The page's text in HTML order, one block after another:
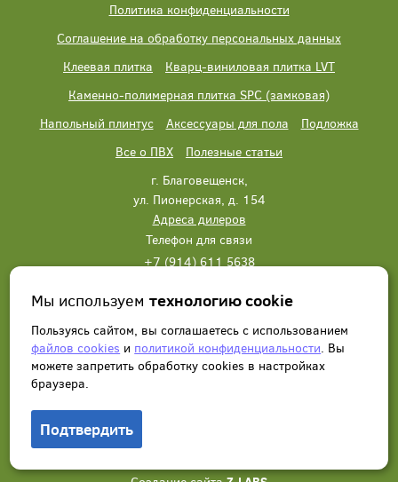
Политика конфиденциальности
Соглашение на обработку персональных данных
Клеевая плитка
Кварц-виниловая плитка LVT
Каменно-полимерная плитка SPC (замковая)
Напольный плинтус
Аксессуары для пола
Подложка
Все о ПВХ
Полезные статьи
г. Благовещенск,
ул. Пионерская, д. 154
Адреса дилеров
Телефон для связи
+7 (914) 611 5638
Написать нам Заказать звонок
Мы используемтехнологию cookie
Пользуясь сайтом, вы соглашаетесь с использованием
файлов cookies и политикой конфиденциальности. Вы
можете запретить обработку сookies в настройках
браузера.
Подтвердить